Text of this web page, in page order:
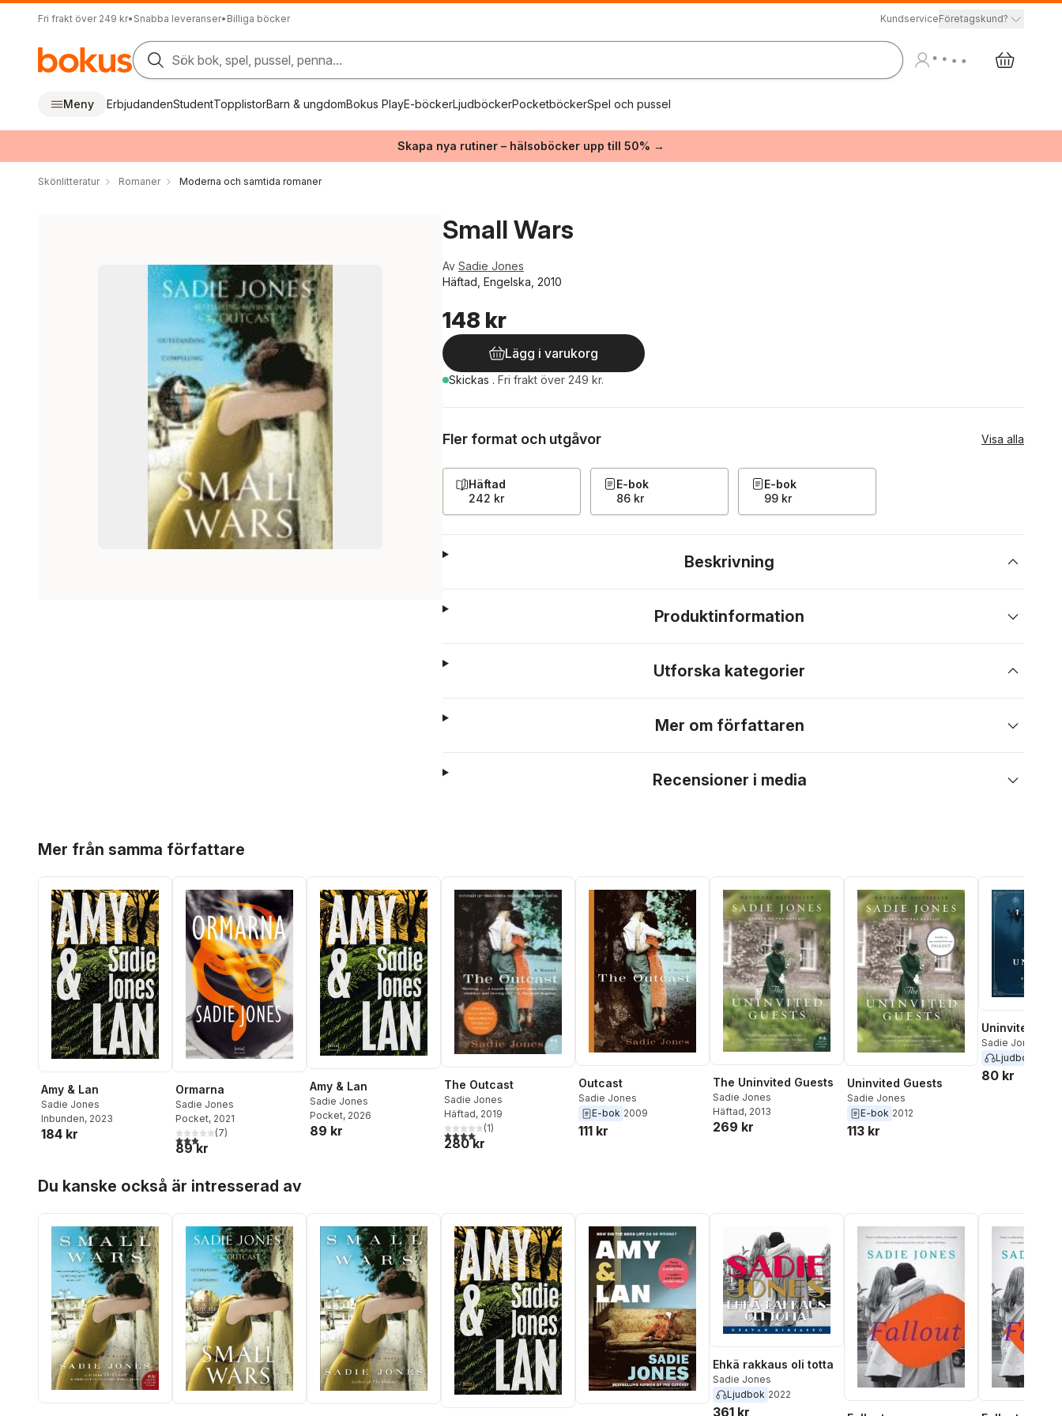
Fri frakt över 249 kr• Snabba leveranser• Billiga böcker KundserviceFöretagskund?
Sök bok, spel, pussel, penna...
Meny ErbjudandenStudentTopplistorBarn & ungdomBokus PlayE-böckerLjudböckerPocketböckerSpel och pussel
Skapa nya rutiner – hälsoböcker upp till 50% →
Skönlitteratur Romaner Moderna och samtida romaner
Small Wars
Av Sadie Jones
Häftad, Engelska, 2010
148 kr
Lägg i varukorg
Skickas . Fri frakt över 249 kr.
Fler format och utgåvor Visa alla
Häftad
242 kr
E-bok
86 kr
E-bok
99 kr
Beskrivning
Produktinformation
Utforska kategorier
Mer om författaren
Recensioner i media
Mer från samma författare
Amy & Lan
Sadie Jones
Inbunden, 2023
184 kr
Ormarna
Sadie Jones
Pocket, 2021
2,9utav 5 stjärnor. Totalt antal röster:
(7)
89 kr
Amy & Lan
Sadie Jones
Pocket, 2026
89 kr
The Outcast
Sadie Jones
Häftad, 2019
4,0utav 5 stjärnor. Totalt antal röster:
(1)
280 kr
Outcast
Sadie Jones
E-bok 2009
111 kr
The Uninvited Guests
Sadie Jones
Häftad, 2013
269 kr
Uninvited Guests
Sadie Jones
E-bok 2012
113 kr
Uninvited
Sadie Jones
Ljudbok
80 kr
Du kanske också är intresserad av
Ehkä rakkaus oli totta
Sadie Jones
Ljudbok 2022
361 kr